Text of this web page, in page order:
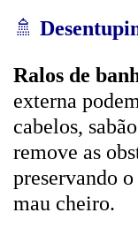
🚿
Ralos de
externa
cabelos,
remove as
preservando
mau cheiro.